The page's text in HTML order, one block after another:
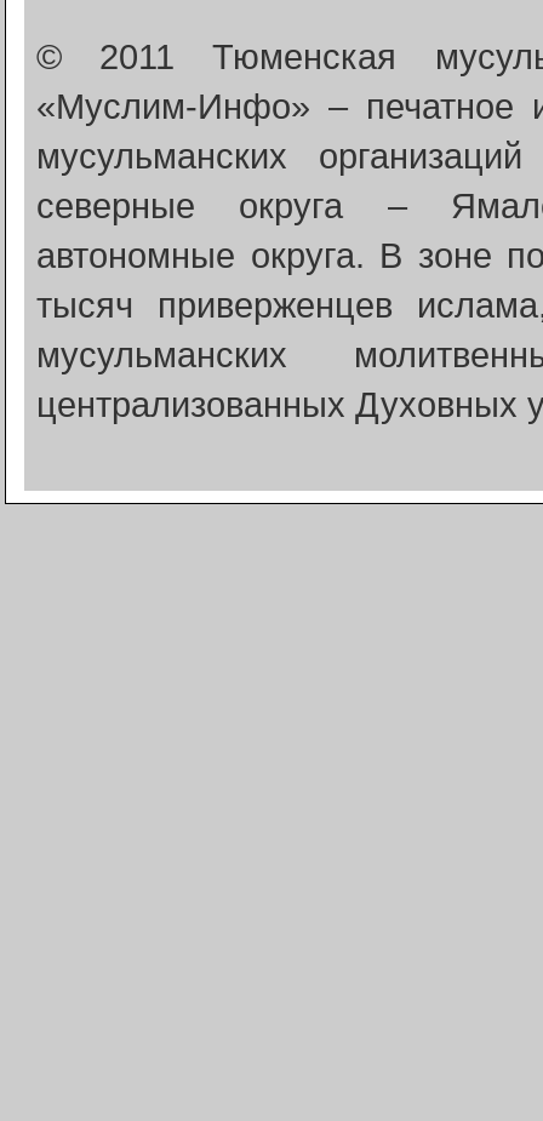
© 2011 Тюменская
«Муслим-Инфо» – печатное
мусульманских
северные округа –
автономные округа. В зоне
тысяч приверженцев
мусульманских
централизованных Духовных